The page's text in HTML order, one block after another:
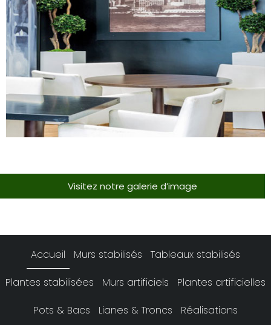
Visitez notre galerie d’image
Accueil Murs stabilisés
Tableaux stabilisés
Plantes stabilisées
Murs artificiels
Plantes artificielles
Pots & Bacs
Lianes & Troncs
Réalisations